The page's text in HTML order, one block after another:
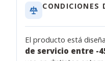
CONDICIONES
El producto está
de servicio entre -